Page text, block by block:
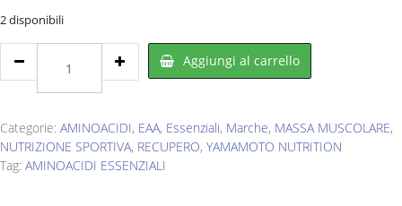
€32,99.
2 disponibili
NUTRITION
Essential
ENERGY
200
g
Aggiungi al carrello
Categorie: AMINOACIDI, EAA, Essenziali, Marche, MASSA MUSCOLARE,
NUTRIZIONE SPORTIVA, RECUPERO, YAMAMOTO NUTRITION
Tag: AMINOACIDI ESSENZIALI